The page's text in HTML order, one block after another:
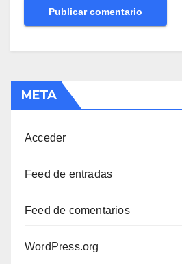
META
Acceder
Feed de entradas
Feed de comentarios
WordPress.org